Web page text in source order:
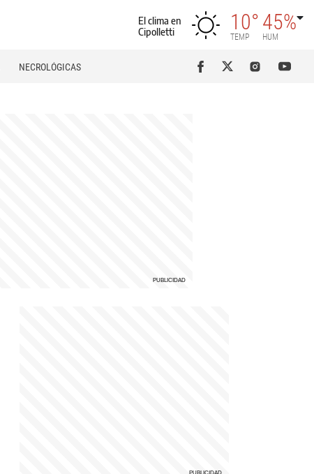
El clima en
Cipolletti
10°
TEMP
45%
HUM
NECROLÓGICAS